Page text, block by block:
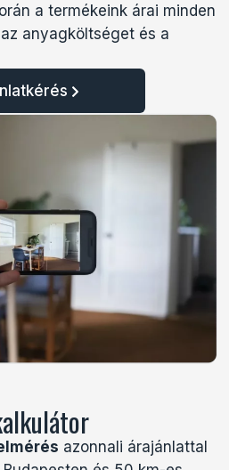
a termékeink árai minden
anyagköltséget és a
azonnali árajánlattal